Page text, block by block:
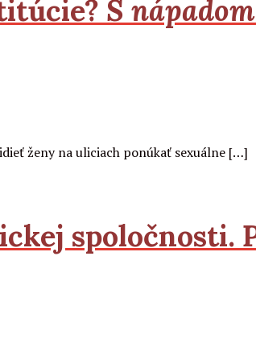
S
ženy na uliciach ponúkať sexuálne […]
spoločnosti.